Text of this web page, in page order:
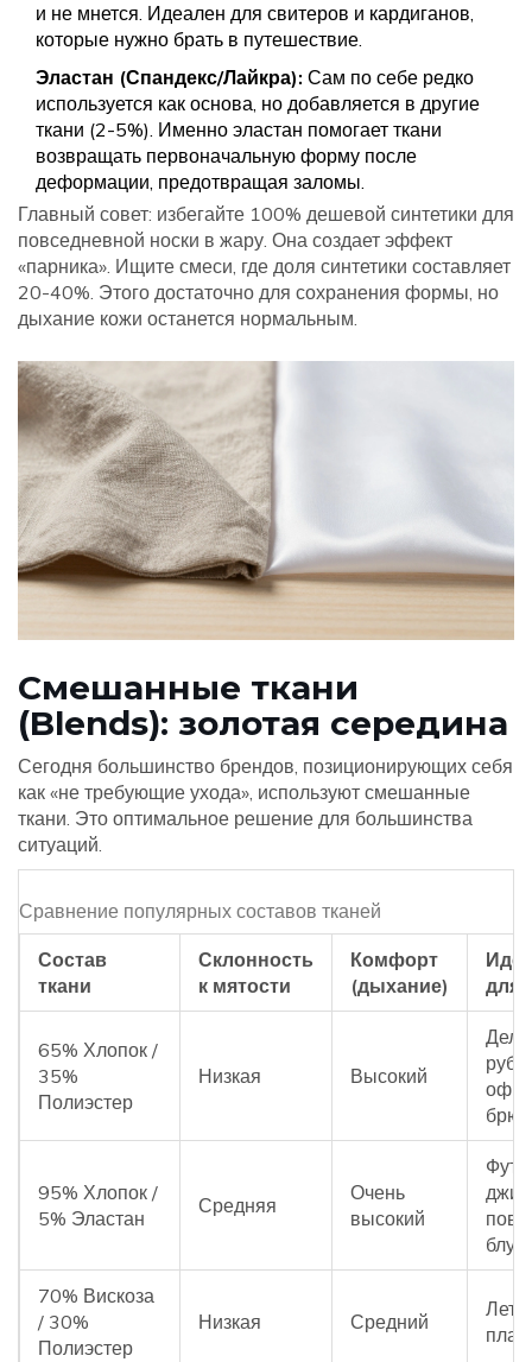
и не мнется. Идеален для свитеров и кардиганов,
которые нужно брать в путешествие.
Эластан (Спандекс/Лайкра): Сам по себе редко
используется как основа, но добавляется в другие
ткани (2-5%). Именно эластан помогает ткани
возвращать первоначальную форму после
деформации, предотвращая заломы.
Главный совет: избегайте 100% дешевой синтетики для
повседневной носки в жару. Она создает эффект
«парника». Ищите смеси, где доля синтетики составляет
20-40%. Этого достаточно для сохранения формы, но
дыхание кожи останется нормальным.
Смешанные ткани
(Blends): золотая середина
Сегодня большинство брендов, позиционирующих себя
как «не требующие ухода», используют смешанные
ткани. Это оптимальное решение для большинства
ситуаций.
Сравнение популярных составов тканей
Состав
ткани
Склонность
к мятости
Комфорт
(дыхание)
для
65% Хлопок /
35%
Полиэстер
Низкая Высокий
95% Хлопок /
5% Эластан
Средняя
Очень
высокий
70% Вискоза
/ 30%
Полиэстер
Низкая Средний